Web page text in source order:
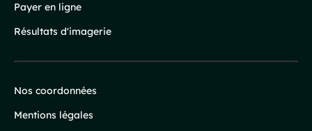
Payer en ligne
Résultats d'imagerie
Infos
Nos coordonnées
Mentions légales